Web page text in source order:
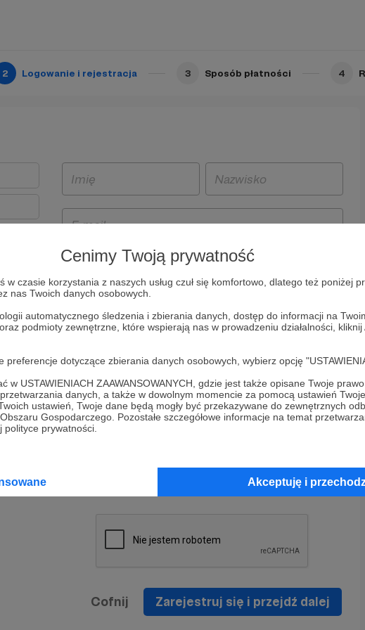
Cenimy Twoją prywatność
w czasie korzystania z naszych usług czuł się komfortowo, dlatego też poniżej
nas Twoich danych osobowych.
automatycznego śledzenia i zbierania danych, dostęp do informacji na
podmioty zewnętrzne, które wspierają nas w prowadzeniu działalności, kliknij
dotyczące zbierania danych osobowych, wybierz opcję
w USTAWIENIACH ZAAWANSOWANYCH, gdzie jest także opisane Twoje
danych, a także w dowolnym momencie za pomocą ustawień
ustawień, Twoje dane będą mogły być przekazywane do zewnętrznych
Gospodarczego. Pozostałe szczegółowe informacje na temat
prywatności.
Akceptuję i
2 Logowanie i rejestracja 3 Sposób płatności 4
i
będą
z
prawo
na
Politykę Prywatności
* Wyrażam zgodę na przetwarzanie moich danych
osobowych podanych w formularzu rejestracyjnym w celu
prawidłowego świadczenia usług serwisu Patronite.
informacji handlowych - newslettera. Opcja ta może zostać
Cofnij Zarejestruj się i przejdź dalej